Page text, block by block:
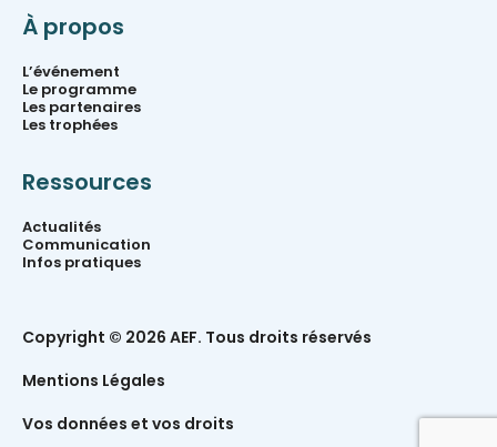
À propos
L’événement
Le programme
Les partenaires
Les trophées
Ressources
Actualités
Communication
Infos pratiques
Copyright © 2026 AEF. Tous droits réservés
Mentions Légales
Vos données et vos droits